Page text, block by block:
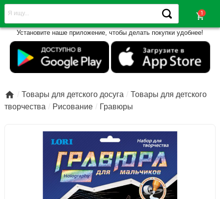
shopping_cart
Установите наше приложение, чтобы делать покупки удобнее!
 Товары для детского досуга
Товары для детского
творчества
Рисование Гравюры